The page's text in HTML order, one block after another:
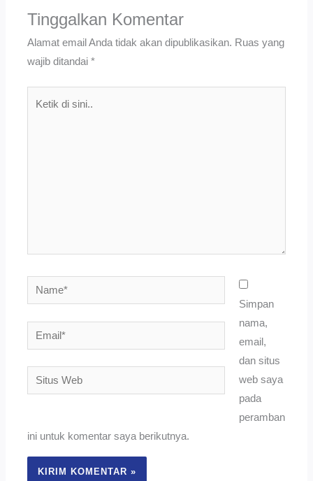
Tinggalkan Komentar
Alamat email Anda tidak akan dipublikasikan. Ruas yang
wajib ditandai*
Name*
Email*
Situs
Web
Simpan
nama,
email,
dan situs
web saya
pada
peramban
ini untuk komentar saya berikutnya.